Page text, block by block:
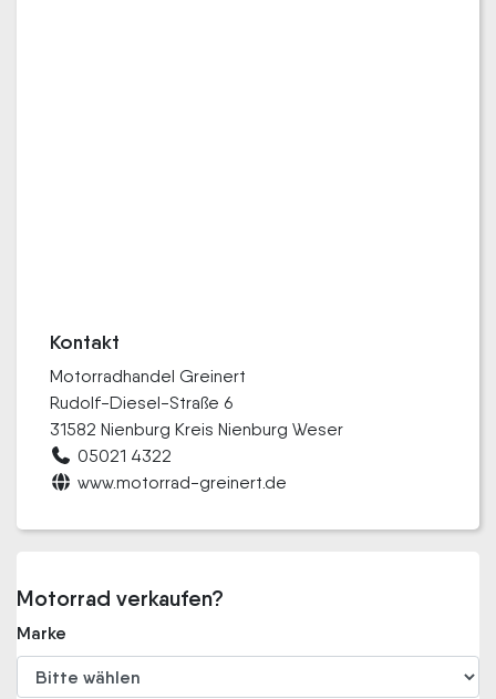
Kontakt
Motorradhandel Greinert
Rudolf-Diesel-Straße 6
31582 Nienburg Kreis Nienburg Weser
05021 4322
www.motorrad-greinert.de
Motorrad verkaufen?
Marke